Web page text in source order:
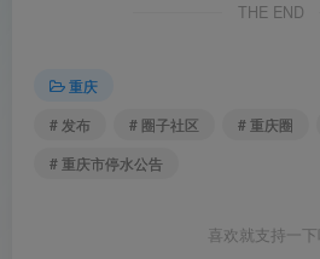
THE END
重庆
# 发布
# 圈子社区 # 重庆圈
# 重庆市停水公告
喜欢就支持一